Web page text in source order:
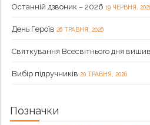
Останній дзвоник – 2026 19 ЧЕРВНЯ,
День Героїв 26 ТРАВНЯ, 2026
Святкування Всесвітнього дня
Вибір підручників 20 ТРАВНЯ, 2026
Позначки